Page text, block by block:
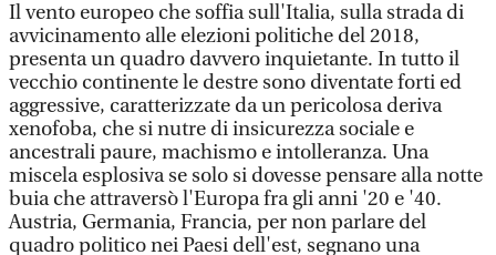
Il vento europeo che soffia sull'Italia, sulla strada di
avvicinamento alle elezioni politiche del 2018,
presenta un quadro davvero inquietante. In tutto il
vecchio continente le destre sono diventate forti ed
aggressive, caratterizzate da un pericolosa deriva
xenofoba, che si nutre di insicurezza sociale e
ancestrali paure, machismo e intolleranza. Una
miscela esplosiva se solo si dovesse pensare alla notte
buia che attraversò l'Europa fra gli anni '20 e '40.
Austria, Germania, Francia, per non parlare del
quadro politico nei Paesi dell'est, segnano una